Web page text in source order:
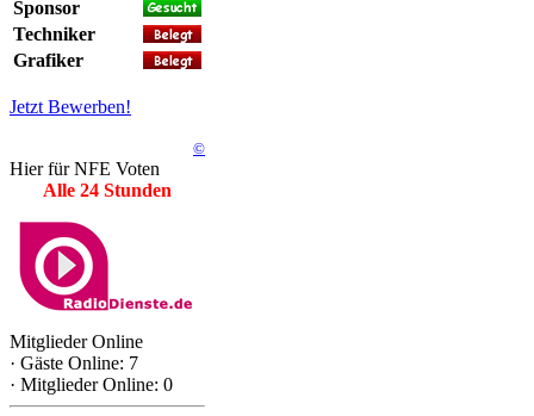
Sponsor
Techniker
Grafiker
Jetzt Bewerben!
©
Hier für NFE Voten
Alle 24 Stunden
Mitglieder Online
· Gäste Online: 7
· Mitglieder Online: 0